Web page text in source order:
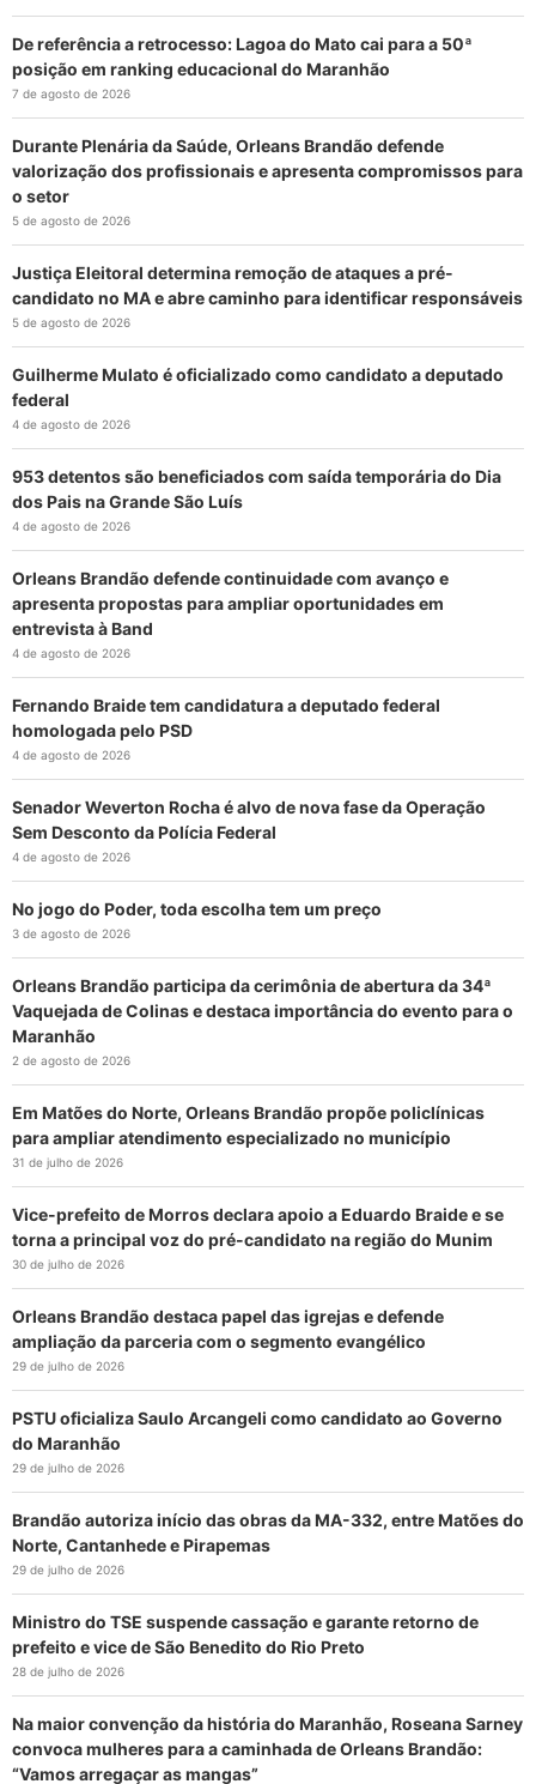
De referência a retrocesso: Lagoa do Mato cai para a 50ª
posição em ranking educacional do Maranhão
7 de agosto de 2026
Durante Plenária da Saúde, Orleans Brandão defende
valorização dos profissionais e apresenta compromissos para
o setor
5 de agosto de 2026
Justiça Eleitoral determina remoção de ataques a pré-
candidato no MA e abre caminho para identificar responsáveis
5 de agosto de 2026
Guilherme Mulato é oficializado como candidato a deputado
federal
4 de agosto de 2026
953 detentos são beneficiados com saída temporária do Dia
dos Pais na Grande São Luís
4 de agosto de 2026
Orleans Brandão defende continuidade com avanço e
apresenta propostas para ampliar oportunidades em
entrevista à Band
4 de agosto de 2026
Fernando Braide tem candidatura a deputado federal
homologada pelo PSD
4 de agosto de 2026
Senador Weverton Rocha é alvo de nova fase da Operação
Sem Desconto da Polícia Federal
4 de agosto de 2026
No jogo do Poder, toda escolha tem um preço
3 de agosto de 2026
Orleans Brandão participa da cerimônia de abertura da 34ª
Vaquejada de Colinas e destaca importância do evento para o
Maranhão
2 de agosto de 2026
Em Matões do Norte, Orleans Brandão propõe policlínicas
para ampliar atendimento especializado no município
31 de julho de 2026
Vice-prefeito de Morros declara apoio a Eduardo Braide e se
torna a principal voz do pré-candidato na região do Munim
30 de julho de 2026
Orleans Brandão destaca papel das igrejas e defende
ampliação da parceria com o segmento evangélico
29 de julho de 2026
PSTU oficializa Saulo Arcangeli como candidato ao Governo
do Maranhão
29 de julho de 2026
Brandão autoriza início das obras da MA-332, entre Matões do
Norte, Cantanhede e Pirapemas
29 de julho de 2026
Ministro do TSE suspende cassação e garante retorno de
prefeito e vice de São Benedito do Rio Preto
28 de julho de 2026
Na maior convenção da história do Maranhão, Roseana Sarney
convoca mulheres para a caminhada de Orleans Brandão:
“Vamos arregaçar as mangas”